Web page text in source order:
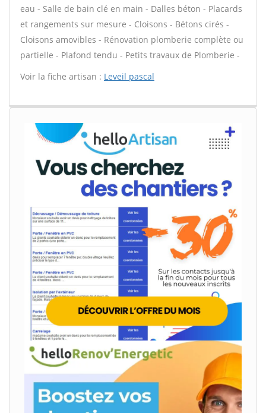
eau - Salle de bain clé en main - Dalles béton - Placards
et rangements sur mesure - Cloisons - Bétons cirés -
Cloisons amovibles - Rénovation plomberie complète ou
partielle - Plafond tendu - Petits travaux de Plomberie -
Voir la fiche artisan : Leveil pascal